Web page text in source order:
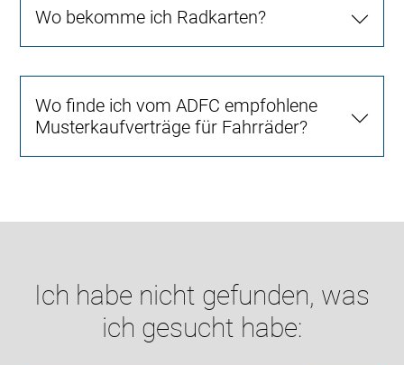
Wo bekomme ich Radkarten?
Wo finde ich vom ADFC empfohlene
Musterkaufverträge für Fahrräder?
Ich habe nicht gefunden, was
ich gesucht habe: